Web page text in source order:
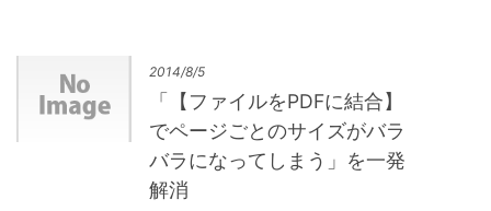
2014/8/5
「【ファイルをPDFに結合】
でページごとのサイズがバラ
バラになってしまう」を一発
解消